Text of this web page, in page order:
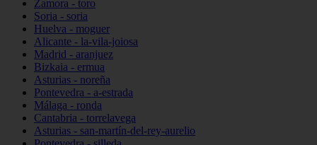
Zamora - toro
Soria - soria
Huelva - moguer
Alicante - la-vila-joiosa
Madrid - aranjuez
Bizkaia - ermua
Asturias - noreña
Pontevedra - a-estrada
Málaga - ronda
Cantabria - torrelavega
Asturias - san-martín-del-rey-aurelio